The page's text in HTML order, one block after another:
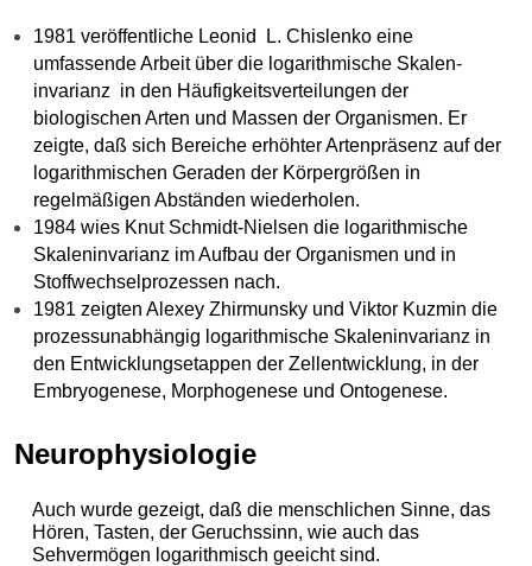
1981 veröffentliche Leonid L. Chislenko eine
umfassende Arbeit über die logarithmische Skalen-
invarianz in den Häufigkeitsverteilungen der
biologischen Arten und Massen der Organismen. Er
zeigte, daß sich Bereiche erhöhter Artenpräsenz auf der
logarithmischen Geraden der Körpergrößen in
regelmäßigen Abständen wiederholen.
1984 wies Knut Schmidt-Nielsen die logarithmische
Skaleninvarianz im Aufbau der Organismen und in
Stoffwechselprozessen nach.
1981 zeigten Alexey Zhirmunsky und Viktor Kuzmin die
prozessunabhängig logarithmische Skaleninvarianz in
den Entwicklungsetappen der Zellentwicklung, in der
Embryogenese, Morphogenese und Ontogenese.
Neurophysiologie
Auch wurde gezeigt, daß die menschlichen Sinne, das
Hören, Tasten, der Geruchssinn, wie auch das
Sehvermögen logarithmisch geeicht sind.